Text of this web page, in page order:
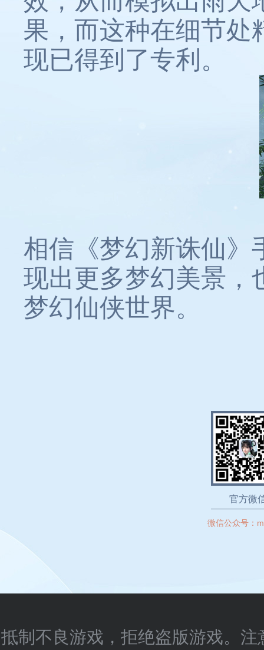
果，而这种在细节处
现已得到了专利。
相信《梦幻新诛仙》
现出更多梦幻美景，
梦幻仙侠世界。
官方微
微信公众号：
抵制不良游戏，拒绝盗版游戏。